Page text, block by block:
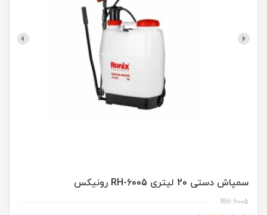
سمپاش دستی 20 لیتری RH-6005 رونیکس
RH-6005